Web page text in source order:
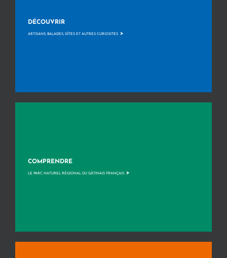
DÉCOUVRIR
ARTISANS, BALADES, GÎTES ET AUTRES CURIOSITÉS >
COMPRENDRE
LE PARC NATUREL RÉGIONAL DU GÂTINAIS FRANÇAIS >